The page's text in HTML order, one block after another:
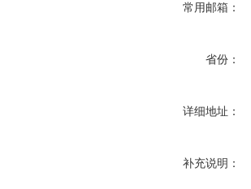
常用邮箱：
省份：
详细地址：
补充说明：